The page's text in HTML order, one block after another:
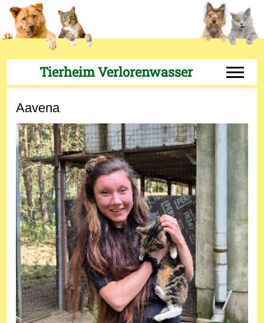
Tierheim Verlorenwasser Off-
Aavena